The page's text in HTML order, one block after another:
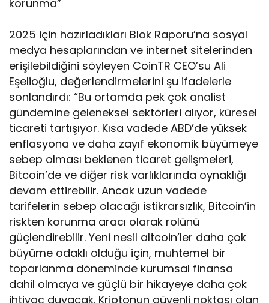
korunma”
2025 için hazırladıkları Blok Raporu’na sosyal
medya hesaplarından ve internet sitelerinden
erişilebildiğini söyleyen CoinTR CEO’su Ali
Eşelioğlu, değerlendirmelerini şu ifadelerle
sonlandırdı: “Bu ortamda pek çok analist
gündemine geleneksel sektörleri alıyor, küresel
ticareti tartışıyor. Kısa vadede ABD’de yüksek
enflasyona ve daha zayıf ekonomik büyümeye
sebep olması beklenen ticaret gelişmeleri,
Bitcoin’de ve diğer risk varlıklarında oynaklığı
devam ettirebilir. Ancak uzun vadede
tarifelerin sebep olacağı istikrarsızlık, Bitcoin’in
riskten korunma aracı olarak rolünü
güçlendirebilir. Yeni nesil altcoin’ler daha çok
büyüme odaklı olduğu için, muhtemel bir
toparlanma döneminde kurumsal finansa
dahil olmaya ve güçlü bir hikayeye daha çok
ihtiyaç duyacak. Kriptonun güvenli noktası olan